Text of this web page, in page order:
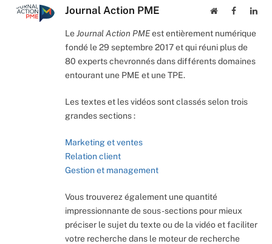
Journal Action PME WebsiteFacebook
LeJournal Action PMEest entièrement numérique
fondé le 29 septembre 2017 et qui réuni plus de
80 experts chevronnés dans différents domaines
entourant une PME et une TPE.
Les textes et les vidéos sont classés selon trois
grandes sections :
Marketing et ventes
Relation client
Gestion et management
Vous trouverez également une quantité
impressionnante de sous-sections pour mieux
préciser le sujet du texte ou de la vidéo et faciliter
votre recherche dans le moteur de recherche